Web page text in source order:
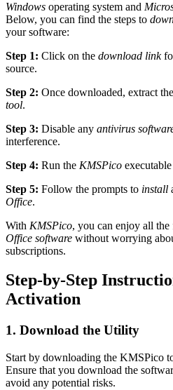
Windows operating system and
Below, you can find the steps to
your software:
Step 1: Click on the download link
source.
Step 2: Once downloaded, extract
tool.
Step 3: Disable any antivirus
interference.
Step 4: Run the KMSPico
Step 5: Follow the prompts to install
Office.
With KMSPico, you can enjoy all the
Office software without worrying
subscriptions.
Step-by-Step
Activation
1. Download the Utility
Start by downloading the KMSPico
Ensure that you download the
avoid any potential risks.